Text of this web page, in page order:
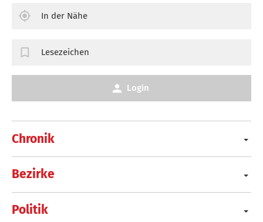
Chronik
Bezirke
Politik
In der Nähe
Lesezeichen
Login